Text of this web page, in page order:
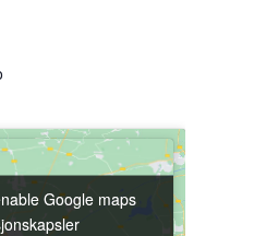
Google maps
Google maps